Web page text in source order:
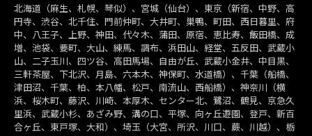
北海道（麻生、札幌、琴似）、宮城（仙台）、東京（新宿、中野、高
円寺、渋谷、北千住、門前仲町、大井町、巣鴨、町田、西日暮里、府
中、八王子、上野、神田、代々木、蒲田、原宿、恵比寿、飯田橋、成
増、池袋、要町、大山、練馬、調布、浜田山、経堂、五反田、武蔵小
山、二子玉川、四ツ谷、高田馬場、自由が丘、武蔵小金井、中目黒、
三軒茶屋、下北沢、月島、六本木、神保町、水道橋）、千葉（船橋、
津田沼、千葉、柏、本八幡、松戸、南流山、西船橋）、神奈川（横
浜、桜木町、藤沢、川崎、本厚木、センター北、鷺沼、鶴見、京急久
里浜、武蔵小杉、あざみ野、溝の口、平塚、向ヶ丘遊園、登戸、新百
合ヶ丘、東戸塚、大和）、埼玉（大宮、所沢、川口、蕨、川越）、栃